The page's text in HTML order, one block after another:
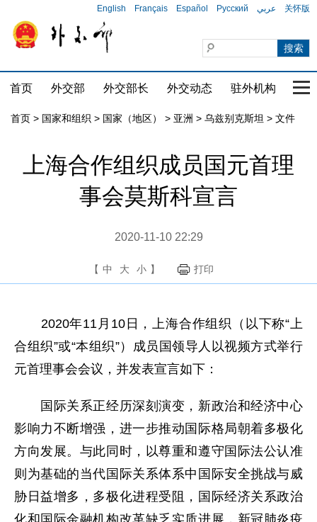
English Français Español Русский عربي 关怀版
首页 外交部 外交部长 外交动态 驻外机构 国
首页 > 国家和组织 > 国家（地区） > 亚洲 > 乌兹别克斯坦 > 文件
上海合作组织成员国元首理
事会莫斯科宣言
2020-11-10 22:29
【 中 大 小 】 打印
2020年11月10日，上海合作组织（以下称“上
合组织”或“本组织”）成员国领导人以视频方式举行
元首理事会会议，并发表宣言如下：
国际关系正经历深刻演变，新政治和经济中心
影响力不断增强，进一步推动国际格局朝着多极化
方向发展。与此同时，以尊重和遵守国际法公认准
则为基础的当代国际关系体系中国际安全挑战与威
胁日益增多，多极化进程受阻，国际经济关系政治
化和国际金融机构改革缺乏实质进展，新冠肺炎疫